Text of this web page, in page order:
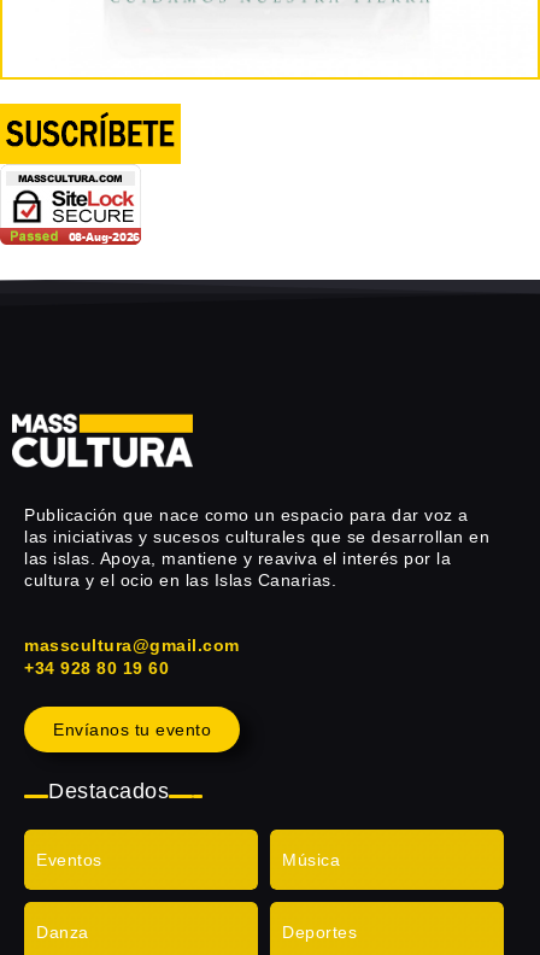
Publicación que nace como un espacio para dar voz a
las iniciativas y sucesos culturales que se desarrollan en
las islas. Apoya, mantiene y reaviva el interés por la
cultura y el ocio en las Islas Canarias.
masscultura@gmail.com
+34 928 80 19 60
Envíanos tu evento
Destacados
Eventos Música
Danza Deportes